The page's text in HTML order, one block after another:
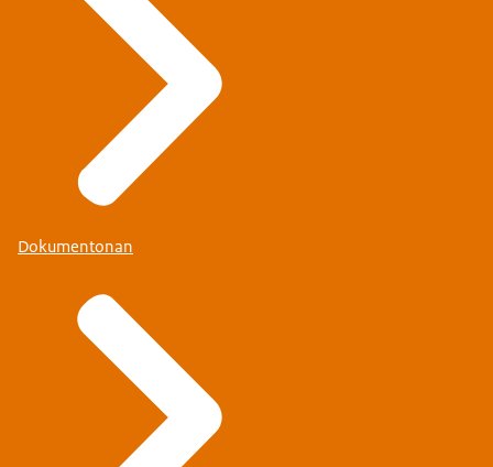
Dokumentonan